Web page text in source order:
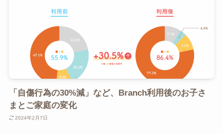
「自傷行為の30%減」など、Branch利用後のお子さ
まとご家庭の変化
2024年2月7日